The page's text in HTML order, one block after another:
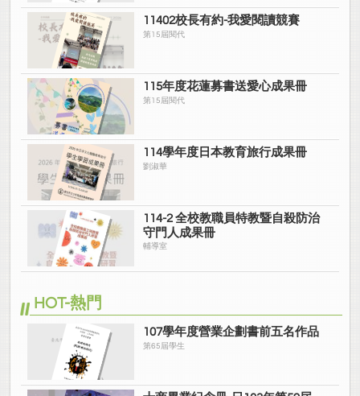
11402校長有約-我愛閱讀競賽
第15屆閱代
115年度花蓮募書送愛心成果冊
第15屆閱代
114學年度日本教育旅行成果冊
劉淑華
114-2 全校教職員特教暨自殺防治
守門人成果冊
輔導室
HOT-熱門
107學年度營業企劃書前五名作品
第65屆學生